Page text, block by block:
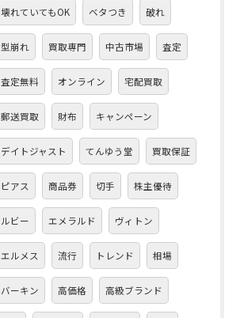
壊れていてもOK ベタつき 破れ
型崩れ 買取専門 中古市場 査定
査定無料 オンライン 宅配買取
郵送買取 財布 キャンペーン
デイトジャスト てんゆう堂 買取保証
ピアス 商品券 切手 株主優待
ルビー エメラルド ヴィトン
エルメス 流行 トレンド 相場
バーキン 高価格 高級ブランド